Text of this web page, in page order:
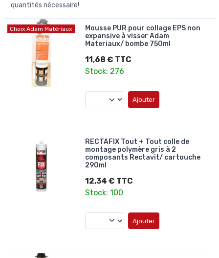
quantités nécessaire!
Choix Adam Matériaux
Mousse PUR pour collage EPS non
expansive à visser Adam
Materiaux/ bombe 750ml
11,68 € TTC
Stock: 276
Ajouter
RECTAFIX Tout + Tout colle de
montage polymère gris à 2
composants Rectavit/ cartouche
290ml
12,34 € TTC
Stock: 100
Ajouter